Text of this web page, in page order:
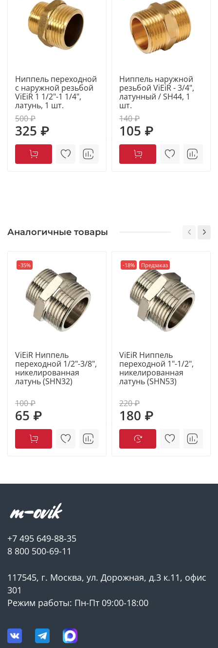
Ниппель переходной
с наружной резьбой
ViEiR 1 1/2"-1 1/4",
латунь, 1 шт.
500 ₽
325 ₽
Ниппель наружной
резьбой ViEiR - 3/4",
латунный / SH44, 1
шт.
140 ₽
105 ₽
Аналогичные товары
-35%
ViEiR Ниппель
переходной 1/2"-3/8",
никелированная
латунь (SHN32)
100 ₽
65 ₽
-18% Предзаказ
ViEiR Ниппель
переходной 1"-1/2",
никелированная
латунь (SHN53)
220 ₽
180 ₽
+7 495 649-88-35
8 800 500-69-11
117545, г. Москва, ул. Дорожная, д.3 к.11, офис
301
Режим работы: Пн-Пт 09:00-18:00